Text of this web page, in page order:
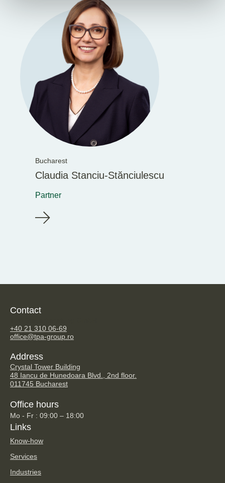
Bucharest
Claudia Stanciu-Stănciulescu
Partner
Contact
+40 21 310 06-69
office@tpa-group.ro
Address
Crystal Tower Building
48 Iancu de Hunedoara Blvd., 2nd floor.
011745 Bucharest
Office hours
Mo - Fr : 09:00 – 18:00
Links
Know-how
Services
Industries